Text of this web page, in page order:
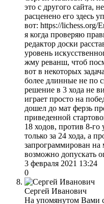
это с другого сайта,
расценено его здесь
вот: https://lichess.org/
я когда проверяю
редактор доски
уровень
жму реванш, чтоб
вот в некоторых
более длинные не по
решение в 3 хода не
играет просто на
дошел до мат ферзь
приведенной
18 ходов, против 8-го
только за 24 хода, а
запрограммирован
возможно допускать
3 февраля 2021 13:24
0
Сергей Иванович
На упомянутом Вами